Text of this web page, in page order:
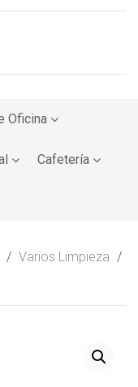
Oficina
Cafetería
/ Varios Limpieza /